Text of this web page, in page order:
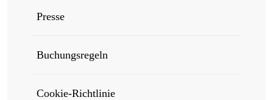
Presse
Buchungsregeln
Cookie-Richtlinie